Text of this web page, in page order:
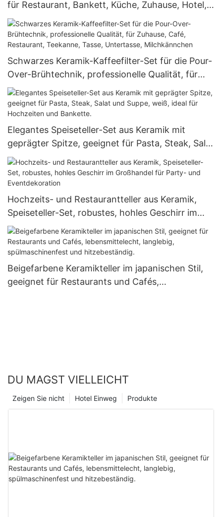
für Restaurant, Bankett, Küche, Zuhause, Hotel,
Gewerbe – ideal für Steak, Salat, Suppe und
Dessert.
Schwarzes Keramik-Kaffeefilter-Set für die Pour-
Over-Brühtechnik, professionelle Qualität, für
Zuhause, Café, Restaurant, Teekanne, Tasse,
Untertasse, Milchkännchen
Elegantes Speiseteller-Set aus Keramik mit
geprägter Spitze, geeignet für Pasta, Steak, Salat
und Suppe, weiß, ideal für Hochzeiten und
Bankette.
Hochzeits- und Restaurantteller aus Keramik,
Speiseteller-Set, robustes, hohles Geschirr im
Großhandel für Party- und Eventdekoration
Beigefarbene Keramikteller im japanischen Stil,
geeignet für Restaurants und Cafés,
DU MAGST VIELLEICHT
Produkte
Hotel Einweg
Zeigen Sie nicht